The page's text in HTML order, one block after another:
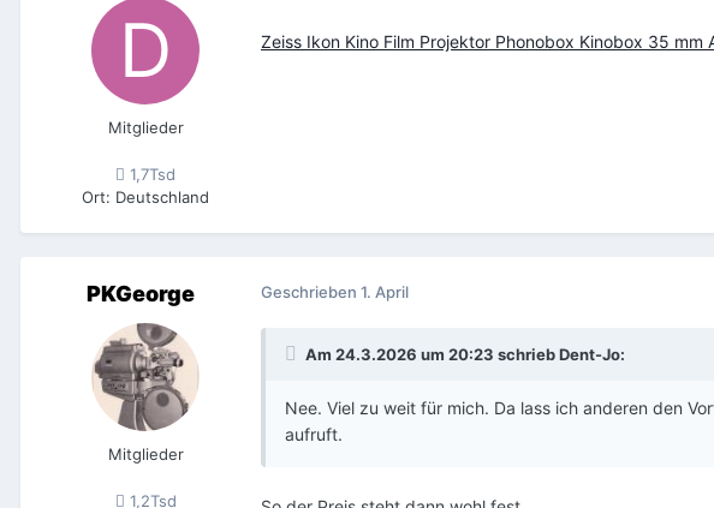
Mitglieder
1,7Tsd
Ort: Deutschland
Zeiss Ikon Kino Film Projektor Phonobox Kinobox 35
PKGeorge
Mitglieder
1,2Tsd
Geschrieben 1. April
Am 24.3.2026 um 20:23 schriebDent-Jo:
Nee. Viel zu weit für mich. Da lass ich anderen den
aufruft.